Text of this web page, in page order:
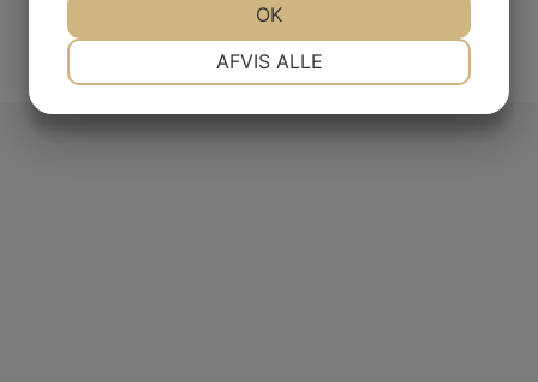
Kontakt os
AFVIS ALLE
OK